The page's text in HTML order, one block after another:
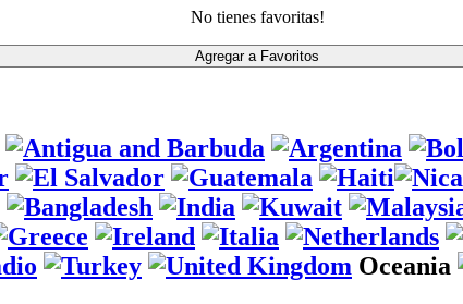
No tienes favoritas!
Oceania